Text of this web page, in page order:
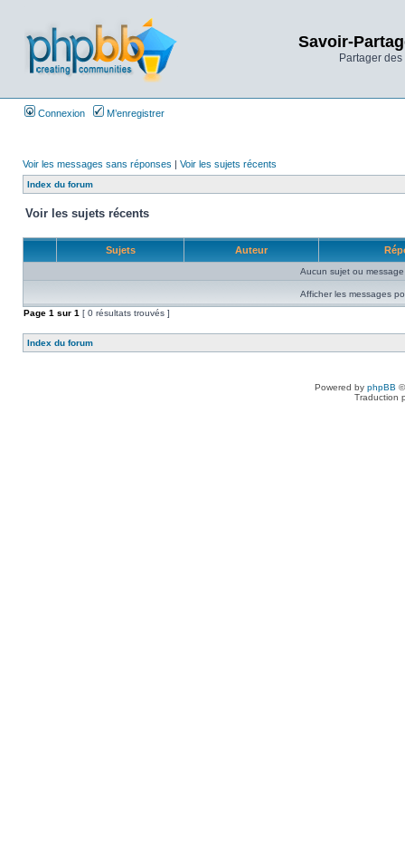
Savoir-
Partager
Connexion M’enregistrer
Voir les messages sans réponses | Voir les sujets récents
Index du forum
Voir les sujets récents
Sujets Auteur
Aucun sujet ou
Afficher les messages
Page 1 sur 1 [ 0 résultats trouvés ]
Index du forum
Powered by phpBB
Traduction